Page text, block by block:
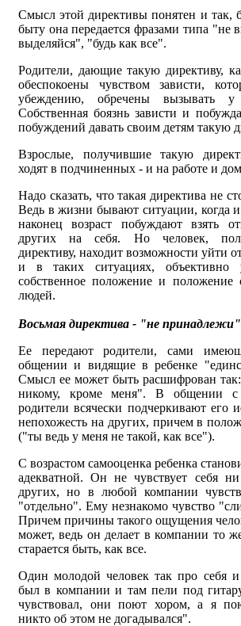
Смысл этой директивы понятен и так,
быту она передается фразами типа "не
выделяйся", "будь как все".
Родители, дающие такую директиву,
обеспокоены чувством зависти,
убеждению, обречены вызывать
Собственная боязнь зависти и
побуждений давать своим детям такую
Взрослые, получившие такую
ходят в подчиненных - и на работе и
Надо сказать, что такая директива не
Ведь в жизни бывают ситуации, когда
наконец возраст побуждают взять
других на себя. Но человек,
директиву, находит возможности уйти
и в таких ситуациях, объективно
собственное положение и положение
людей.
Восьмая директива - "не
Ее передают родители, сами
общении и видящие в ребенке
Смысл ее может быть расшифрован
никому, кроме меня". В общении с
родители всячески подчеркивают его
непохожесть на других, причем в
("ты ведь у меня не такой, как все").
С возрастом самооценка ребенка
адекватной. Он не чувствует себя
других, но в любой компании
"отдельно". Ему незнакомо чувство
Причем причины такого ощущения
может, ведь он делает в компании то
старается быть, как все.
Один молодой человек так про себя
был в компании и там пели под
чувствовал, они поют хором, а я
никто об этом не догадывался".